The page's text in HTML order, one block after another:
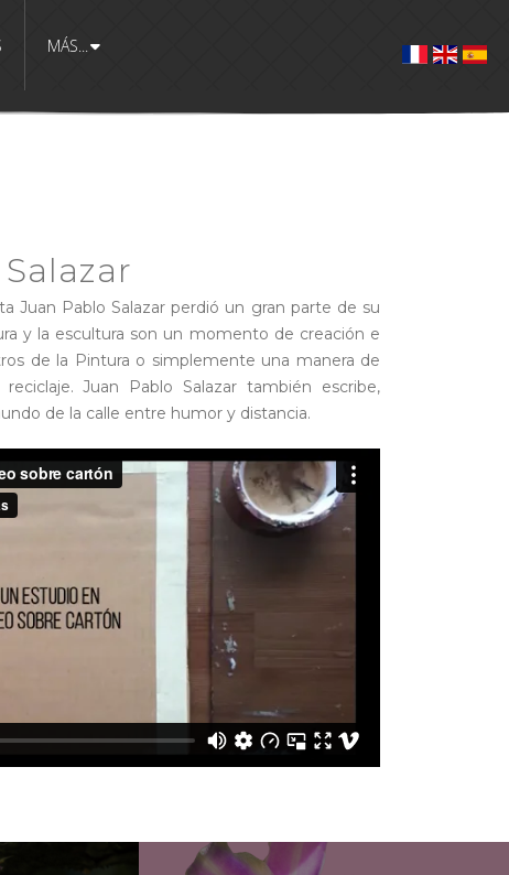
MÁS...
Juan Pablo Salazar perdió un gran parte de su
y la escultura son un momento de creación e
de la Pintura o simplemente una manera de
Juan Pablo Salazar también escribe,
de la calle entre humor y distancia.